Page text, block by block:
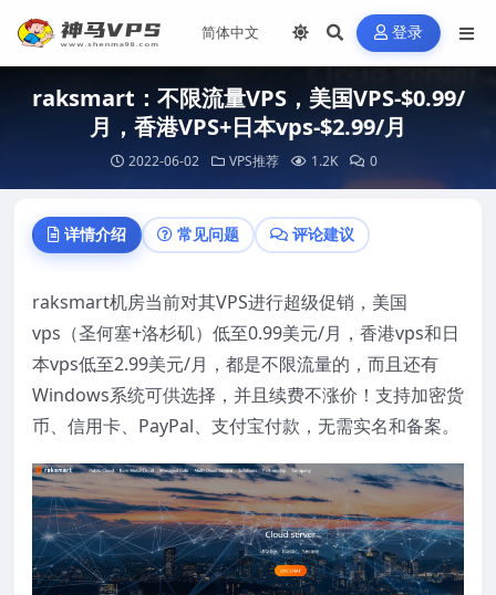
登录
raksmart：不限流量VPS，美国VPS-$0.99/
月，香港VPS+日本vps-$2.99/月
2022-06-02 VPS推荐 1.2K 0
详情介绍 常见问题 评论建议
raksmart机房当前对其VPS进行超级促销，美国
vps（圣何塞+洛杉矶）低至0.99美元/月，香港vps和日
本vps低至2.99美元/月，都是不限流量的，而且还有
Windows系统可供选择，并且续费不涨价！支持加密货
币、信用卡、PayPal、支付宝付款，无需实名和备案。